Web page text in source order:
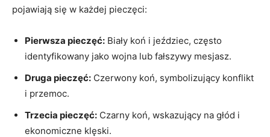
pojawiają się⁣ w każdej ⁣pieczęci:
Pierwsza‌ pieczęć: ‍Biały ⁣koń i jeździec, często
identyfikowany jako wojna lub fałszywy mesjasz.
Druga ⁤pieczęć: Czerwony koń, symbolizujący ​konflikt
i przemoc.
Trzecia pieczęć: Czarny koń, wskazujący​ na⁢ głód i
ekonomiczne‍ klęski.